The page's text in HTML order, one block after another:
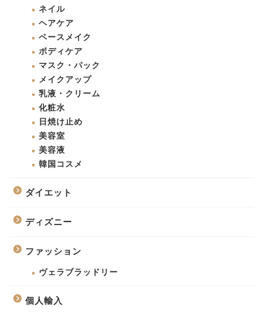
ネイル
ヘアケア
ベースメイク
ボディケア
マスク・パック
メイクアップ
乳液・クリーム
化粧水
日焼け止め
美容室
美容液
韓国コスメ
ダイエット
ディズニー
ファッション
ヴェラブラッドリー
個人輸入